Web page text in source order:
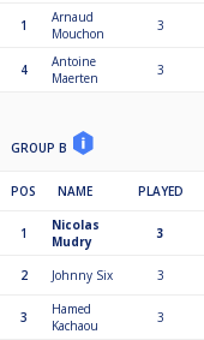
1
Arnaud
Mouchon
3
4
Antoine
Maerten
3
GROUP B
POS NAME PLAYED
1
Nicolas
Mudry
3
2 Johnny Six 3
3
Hamed
Kachaou
3